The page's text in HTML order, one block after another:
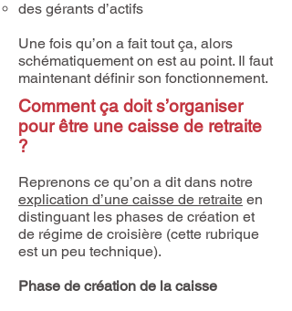
des gérants d’actifs
Une fois qu’on a fait tout ça, alors
schématiquement on est au point. Il faut
maintenant définir son fonctionnement.
Comment ça doit s’organiser
pour être une caisse de retraite
?
Reprenons ce qu’on a dit dans notre
explication d’une caisse de retraite en
distinguant les phases de création et
de régime de croisière (cette rubrique
est un peu technique).
Phase de création de la caisse